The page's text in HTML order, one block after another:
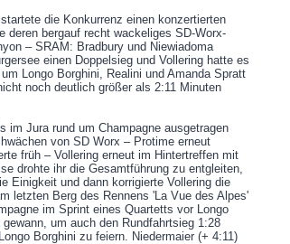
die Konkurrenz einen konzertierten
deren bergauf recht wackeliges SD-Worx-
– SRAM: Bradbury und Niewiadoma
einen Doppelsieg und Vollering hatte es
Longo Borghini, Realini und Amanda Spratt
noch deutlich größer als 2:11 Minuten
im Jura rund um Champagne ausgetragen
von SD Worx – Protime erneut
früh – Vollering erneut im Hintertreffen mit
drohte ihr die Gesamtführung zu entgleiten,
Einigkeit und dann korrigierte Vollering die
letzten Berg des Rennens 'La Vue des Alpes'
im Sprint eines Quartetts vor Longo
um auch den Rundfahrtsieg 1:28
Borghini zu feiern. Niedermaier (+ 4:11)